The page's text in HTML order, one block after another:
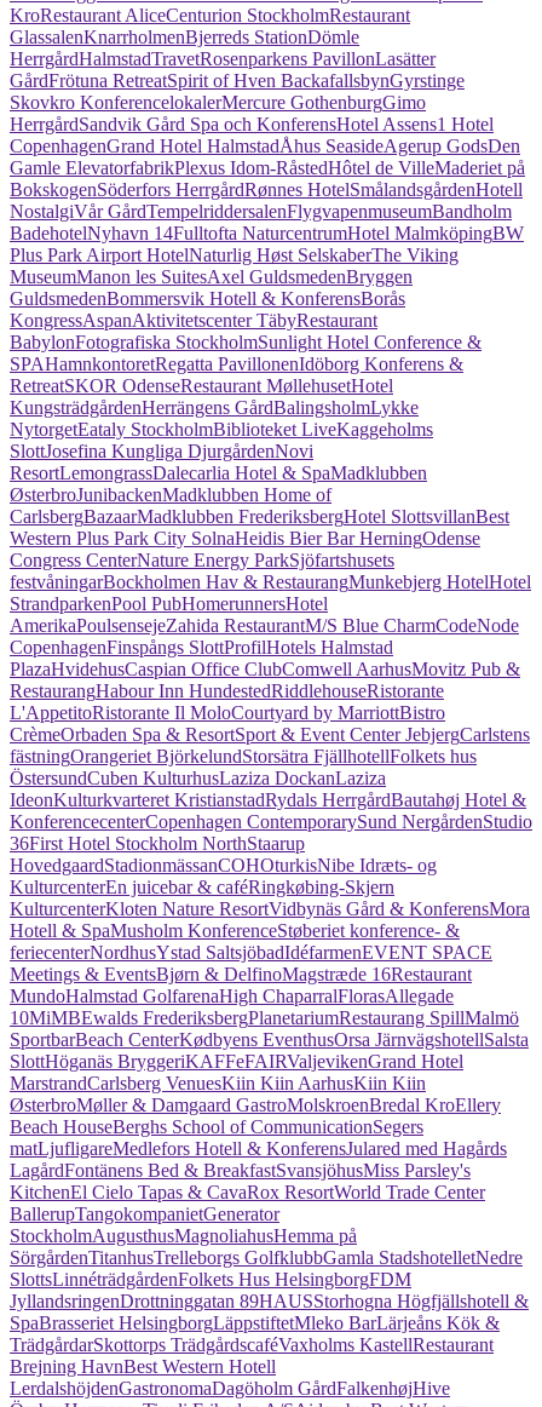
KroRestaurant AliceCenturion StockholmRestaurant
GlassalenKnarrholmenBjerreds StationDömle
HerrgårdHalmstadTravetRosenparkens PavillonLasätter
GårdFrötuna RetreatSpirit of Hven BackafallsbynGyrstinge
Skovkro KonferencelokalerMercure GothenburgGimo
HerrgårdSandvik Gård Spa och KonferensHotel Assens1 Hotel
CopenhagenGrand Hotel HalmstadÅhus SeasideAgerup GodsDen
Gamle ElevatorfabrikPlexus Idom-RåstedHôtel de VilleMaderiet på
BokskogenSöderfors HerrgårdRønnes HotelSmålandsgårdenHotell
NostalgiVår GårdTempelriddersalenFlygvapenmuseumBandholm
BadehotelNyhavn 14Fulltofta NaturcentrumHotel MalmköpingBW
Plus Park Airport HotelNaturlig Høst SelskaberThe Viking
MuseumManon les SuitesAxel GuldsmedenBryggen
GuldsmedenBommersvik Hotell & KonferensBorås
KongressAspanAktivitetscenter TäbyRestaurant
BabylonFotografiska StockholmSunlight Hotel Conference &
SPAHamnkontoretRegatta PavillonenIdöborg Konferens &
RetreatSKOR OdenseRestaurant MøllehusetHotel
KungsträdgårdenHerrängens GårdBalingsholmLykke
NytorgetEataly StockholmBiblioteket LiveKaggeholms
SlottJosefina Kungliga DjurgårdenNovi
ResortLemongrassDalecarlia Hotel & SpaMadklubben
ØsterbroJunibackenMadklubben Home of
CarlsbergBazaarMadklubben FrederiksbergHotel SlottsvillanBest
Western Plus Park City SolnaHeidis Bier Bar HerningOdense
Congress CenterNature Energy ParkSjöfartshusets
festvåningarBockholmen Hav & RestaurangMunkebjerg HotelHotel
StrandparkenPool PubHomerunnersHotel
AmerikaPoulsensejeZahida RestaurantM/S Blue CharmCodeNode
CopenhagenFinspångs SlottProfilHotels Halmstad
PlazaHvidehusCaspian Office ClubComwell AarhusMovitz Pub &
RestaurangHabour Inn HundestedRiddlehouseRistorante
L'AppetitoRistorante Il MoloCourtyard by MarriottBistro
CrèmeOrbaden Spa & ResortSport & Event Center JebjergCarlstens
fästningOrangeriet BjörkelundStorsätra FjällhotellFolkets hus
ÖstersundCuben KulturhusLaziza DockanLaziza
IdeonKulturkvarteret KristianstadRydals HerrgårdBautahøj Hotel &
KonferencecenterCopenhagen ContemporarySund NergårdenStudio
36First Hotel Stockholm NorthStaarup
HovedgaardStadionmässanCOHOturkisNibe Idræts- og
KulturcenterEn juicebar & caféRingkøbing-Skjern
KulturcenterKloten Nature ResortVidbynäs Gård & KonferensMora
Hotell & SpaMusholm KonferenceStøberiet konference- &
feriecenterNordhusYstad SaltsjöbadIdéfarmenEVENT SPACE
Meetings & EventsBjørn & DelfinoMagstræde 16Restaurant
MundoHalmstad GolfarenaHigh ChaparralFlorasAllegade
10MiMBEwalds FrederiksbergPlanetariumRestaurang SpillMalmö
SportbarBeach CenterKødbyens EventhusOrsa JärnvägshotellSalsta
SlottHöganäs BryggeriKAFFeFAIRValjevikenGrand Hotel
MarstrandCarlsberg VenuesKiin Kiin AarhusKiin Kiin
ØsterbroMøller & Damgaard GastroMolskroenBredal KroEllery
Beach HouseBerghs School of CommunicationSegers
matLjufligareMedlefors Hotell & KonferensJulared med Hagårds
LagårdFontänens Bed & BreakfastSvansjöhusMiss Parsley's
KitchenEl Cielo Tapas & CavaRox ResortWorld Trade Center
BallerupTangokompanietGenerator
StockholmAugusthusMagnoliahusHemma på
SörgårdenTitanhusTrelleborgs GolfklubbGamla StadshotelletNedre
SlottsLinnéträdgårdenFolkets Hus HelsingborgFDM
JyllandsringenDrottninggatan 89HAUSStorhogna Högfjällshotell &
SpaBrasseriet HelsingborgLäppstiftetMleko BarLärjeåns Kök &
TrädgårdarSkottorps TrädgårdscaféVaxholms KastellRestaurant
Brejning HavnBest Western Hotell
LerdalshöjdenGastronomaDagöholm GårdFalkenhøjHive